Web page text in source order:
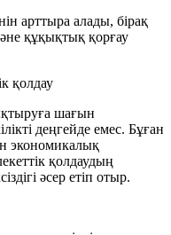
арттыра алады, бірақ
құқықтық қорғау
қолдау
шағын
деңгейде емес. Бұған
экономикалық
қолдаудың
әсер етіп отыр.